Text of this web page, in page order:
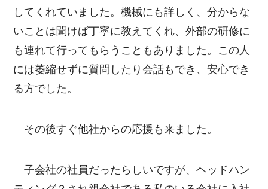
してくれていました。機械にも詳しく、分からな
いことは聞けば丁寧に教えてくれ、外部の研修に
も連れて行ってもらうこともありました。この人
には萎縮せずに質問したり会話もでき、安心でき
る方でした。
その後すぐ他社からの応援も来ました。
子会社の社員だったらしいですが、ヘッドハン